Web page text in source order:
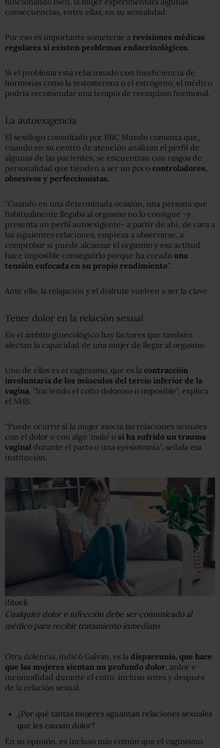
consecuencias, entre ellas, en su sexualidad.
Por eso es importante someterse a revisiones médicas
regulares si existen problemas endocrinológicos.
Si el problema está relacionado con insuficiencia de
hormonas como la testosterona o el estrógeno, el médico
podría recomendar una terapia de reemplazo hormonal.
La autoexigencia
El sexólogo consultado por BBC Mundo comenta que,
cuando en su centro de atención analizan el perfil de
algunas de las pacientes, se encuentran con rasgos de
personalidad que tienden a ser un poco controladores,
obsesivos y perfeccionistas.
"Cuando en una determinada ocasión, una persona que
habitualmente llegaba al orgasmo no lo consigue -y
presenta un perfil autoexigente- a partir de ahí, de cara a
las siguientes relaciones, empieza a observarse, a
comprobar si puede alcanzar el orgasmo y esa actitud
hace imposible conseguirlo porque ha creado una
tensión enfocada en su propio rendimiento".
Ante ello, la relajación y el disfrute vuelven a ser la clave.
Tener dolor en la relación sexual
En el ámbito ginecológico hay factores que también
afectan la capacidad de una mujer de llegar al orgasmo.
Uno de ellos es el vaginismo, que es la contracción
involuntaria de los músculos del tercio inferior de la
vagina , "haciendo el coito doloroso o imposible", explica
el NHS.
"Puede ocurrir si la mujer asocia las relaciones sexuales
con el dolor o con algo ‘malo’ o si ha sufrido un trauma
vaginal durante el parto o una episiotomía", señala esa
institución.
iStock
Cualquier dolor e infección debe ser comunicado al
médico para recibir tratamiento inmediato.
Otra dolencia, indicó Galván, es la dispareunia, que hace
que las mujeres sientan un profundo dolor , ardor e
incomodidad durante el coito, incluso antes y después
de la relación sexual.
¿Por qué tantas mujeres aguantan relaciones sexuales
que les causan dolor?
En su opinión, es incluso más común que el vaginismo.